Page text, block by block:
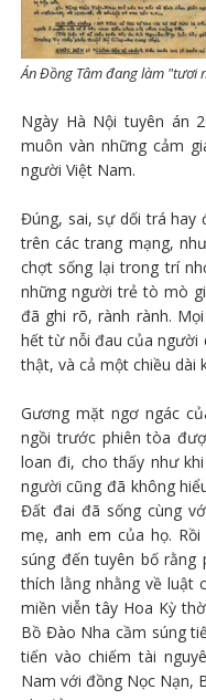
Án Đồng Tâm đang làm "tươi
Ngày Hà Nội tuyên án
muôn vàn những cảm
người Việt Nam.
Đúng, sai, sự dối trá hay
trên các trang mạng,
chợt sống lại trong trí
những người trẻ tò mò
đã ghi rõ, rành rành.
hết từ nỗi đau của người
thật, và cả một chiều dài
Gương mặt ngơ ngác
ngồi trước phiên tòa
loan đi, cho thấy như
người cũng đã không
Đất đai đã sống cùng
mẹ, anh em của họ.
súng đến tuyên bố
thích lằng nhằng về luật
miền viễn tây Hoa Kỳ
Bồ Đào Nha cầm súng
tiến vào chiếm tài
Nam với đồng Nọc Nạn,